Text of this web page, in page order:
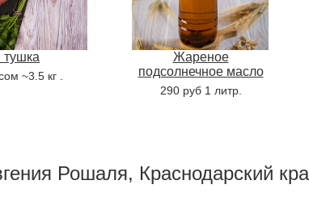
тушка
~3.5 кг .
Жареное
подсолнечное масло
290 руб 1 литр.
Рошаля, Краснодарский